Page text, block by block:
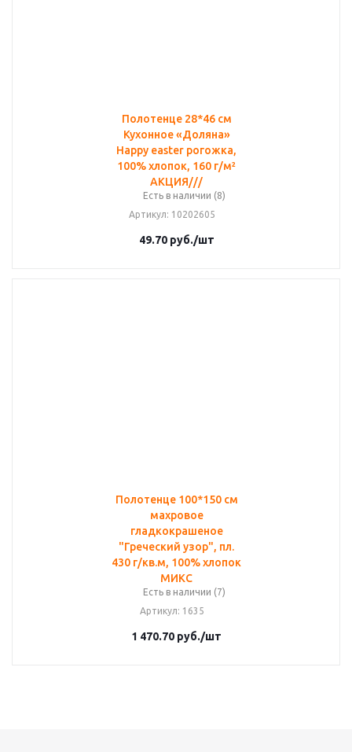
Полотенце 28*46 см
Кухонное «Доляна»
Happy easter рогожка,
100% хлопок, 160 г/м²
АКЦИЯ///
Есть в наличии (8)
Артикул: 10202605
49.70руб./шт
Полотенце 100*150 см
махровое
гладкокрашеное
"Греческий узор", пл.
430 г/кв.м, 100% хлопок
МИКС
Есть в наличии (7)
Артикул: 1635
1 470.70 руб./шт